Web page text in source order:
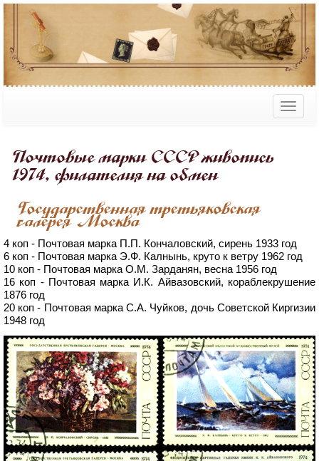
Почтовые марки СССР живопись
1974, филателия на обмен
Государственная третьяковская
галерея Москва
4 коп - Почтовая марка П.П. Кончаловский, сирень 1933 год
6 коп - Почтовая марка Э.Ф. Калнынь, круто к ветру 1962 год
10 коп - Почтовая марка О.М. Зарданян, весна 1956 год
16 коп - Почтовая марка И.К. Айвазовский, кораблекрушение
1876 год
20 коп - Почтовая марка С.А. Чуйков, дочь Советской Киргизии
1948 год